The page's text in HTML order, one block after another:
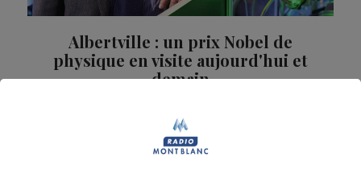
Albertville : un prix Nobel de
physique en visite aujourd'hui et
demain
nouveau prix Nobel de physique, sera dans la
commune à la rencontre des habitants.